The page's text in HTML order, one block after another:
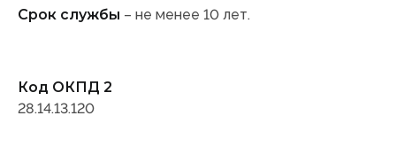
Срок службы – не менее 10 лет.
Код ОКПД 2
28.14.13.120